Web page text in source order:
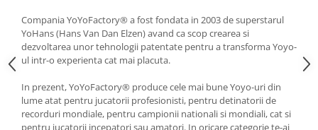
Compania YoYoFactory® a fost fondata in 2003 de superstarul
YoHans (Hans Van Dan Elzen) avand ca scop crearea si
dezvoltarea unor tehnologii patentate pentru a transforma Yoyo-
ul intr-o experienta cat mai placuta.
In prezent, YoYoFactory® produce cele mai bune Yoyo-uri din
lume atat pentru jucatorii profesionisti, pentru detinatorii de
recorduri mondiale, pentru campionii nationali si mondiali, cat si
pentru jucatorii incepatori sau amatori. In oricare categorie te-ai